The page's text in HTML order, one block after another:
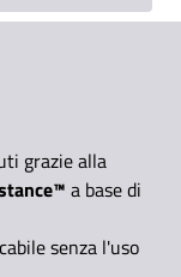
grazie alla
a base di
senza l'uso